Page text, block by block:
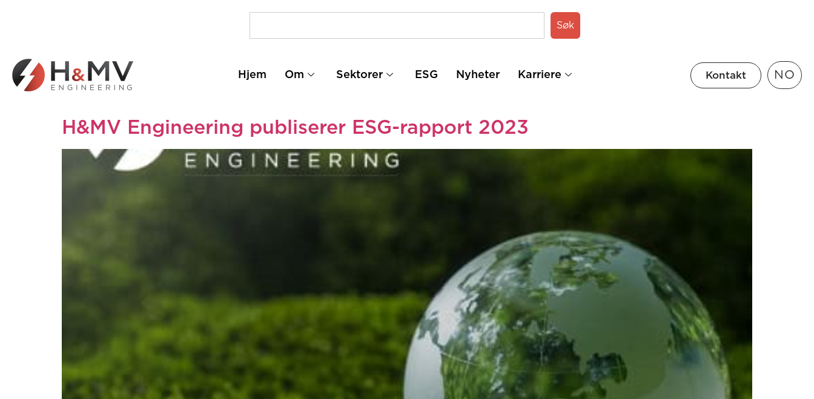
Søk
Hjem Om Sektorer ESG Nyheter Karriere Kontakt NO
H&MV Engineering publiserer ESG-rapport 2023